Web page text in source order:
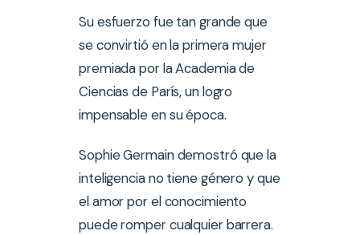
Su esfuerzo fue tan grande que
se convirtió en la primera mujer
premiada por la Academia de
Ciencias de París, un logro
impensable en su época.
Sophie Germain demostró que la
inteligencia no tiene género y que
el amor por el conocimiento
puede romper cualquier barrera.